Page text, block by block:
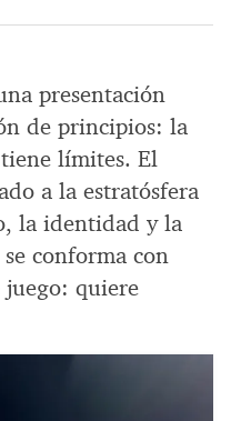
presentación
de principios: la
límites. El
a la estratósfera
la identidad y la
conforma con
juego: quiere